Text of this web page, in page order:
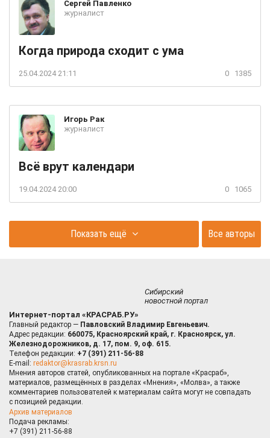
Сергей Павленко
журналист
Когда природа сходит с ума
25.04.2024 21:11 0 1385
Игорь Рак
журналист
Всё врут календари
19.04.2024 20:00 0 1065
Показать ещё Все авторы
Сибирский
новостной портал
Интернет-портал «КРАСРАБ.РУ»
Главный редактор — Павловский Владимир Евгеньевич.
Адрес редакции: 660075, Красноярский край, г. Красноярск, ул.
Железнодорожников, д. 17, пом. 9, оф. 615.
Телефон редакции: +7 (391) 211-56-88
E-mail: redaktor@krasrab.krsn.ru
Мнения авторов статей, опубликованных на портале «Красраб»,
материалов, размещённых в разделах «Мнения», «Молва», а также
комментариев пользователей к материалам сайта могут не совпадать
с позицией редакции.
Архив материалов
Подача рекламы:
+7 (391) 211-56-88